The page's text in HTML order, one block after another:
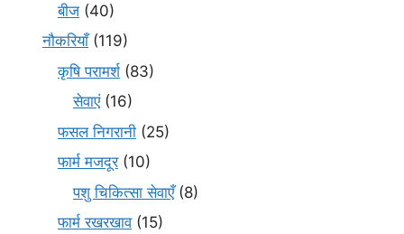
बीज (40)
नौकरियाँ(119)
कृषि परामर्श(83)
सेवाएं(16)
फसल निगरानी (25)
फार्म मजदूर(10)
पशु चिकित्सा सेवाएँ(8)
फार्म रखरखाव(15)